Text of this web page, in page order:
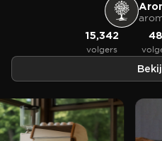
15,342
volgers